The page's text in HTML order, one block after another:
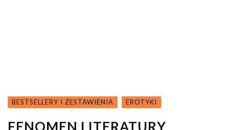
BESTSELLERY I ZESTAWIENIA EROTYKI
FENOMEN LITERATURY